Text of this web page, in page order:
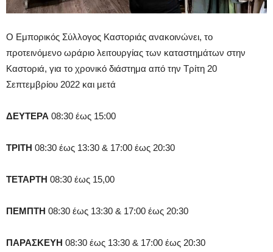
Ο Εμπορικός Σύλλογος Καστοριάς ανακοινώνει, το
προτεινόμενο ωράριο λειτουργίας των καταστημάτων στην
Καστοριά, για το χρονικό διάστημα από την Τρίτη 20
Σεπτεμβρίου 2022 και μετά
ΔΕΥΤΕΡΑ 08:30 έως 15:00
ΤΡΙΤΗ 08:30 έως 13:30 & 17:00 έως 20:30
ΤΕΤΑΡΤΗ 08:30 έως 15,00
ΠΕΜΠΤΗ 08:30 έως 13:30 & 17:00 έως 20:30
ΠΑΡΑΣΚΕΥΗ 08:30 έως 13:30 & 17:00 έως 20:30